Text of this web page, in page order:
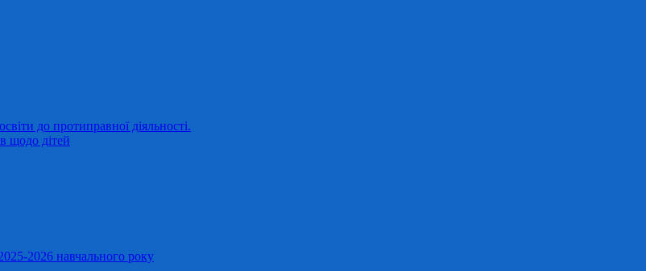
до протиправної діяльності.
щодо дітей
2026 навчального року